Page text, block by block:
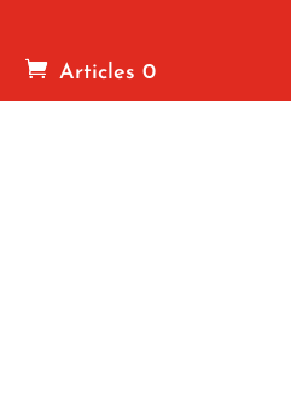
Articles 0